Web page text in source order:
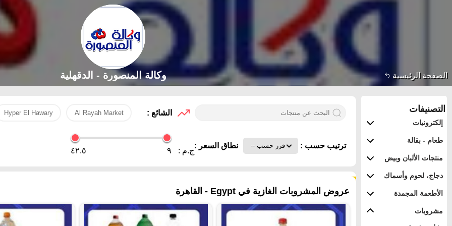
الصفحة الرئيسية وكالة المنصورة - الدقهلية‎
التصنيفات
إلكترونيات
طعام - بقالة
منتجات الألبان وبيض
دجاج، لحوم وأسماك
الأطعمة المجمدة
مشروبات
الشائع : Al Rayah Market
Hyper El Hawary
ترتيب حسب : نطاق السعر :
ج.م : ٩ ٤٢.٥
عروض المشروبات الغازية في Egypt - القاهرة